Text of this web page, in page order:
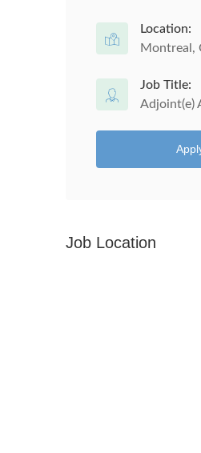
Location:
Montreal,
Job Title:
Adjoint(e)
Job Location